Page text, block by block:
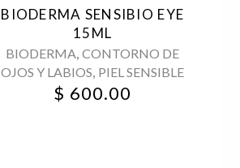
BIODERMA SENSIBIO EYE
15ML
BIODERMA,CONTORNO DE
OJOS Y LABIOS, PIEL SENSIBLE
$ 600.00